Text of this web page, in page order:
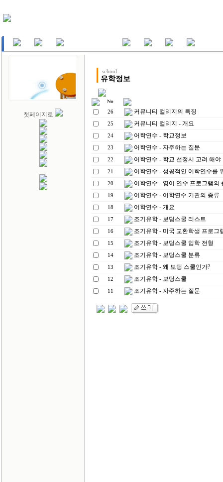
첫페이지로
school
유학정보
26 커뮤니티 컬리지의 특징
25 커뮤니티 컬리지 - 개요
24 어학연수 - 학교정보
23 어학연수 - 자주하는 질문
22 어학연수 - 학교 선정시 고려 해야
21 어학연수 - 성공적인 어학연수를
20 어학연수 - 영어 연수 프로그램의
19 어학연수 - 어학연수 기관의 종류
18 어학연수 - 개요
17 조기유학 - 보딩스쿨 리스트
16 조기유학 - 미국 교환학생 프로그
15 조기유학 - 보딩스쿨 입학 전형
14 조기유학 - 보딩스쿨 분류
13 조기유학 - 왜 보딩 스쿨인가?
12 조기유학 - 보딩스쿨
11 조기유학 - 자주하는 질문